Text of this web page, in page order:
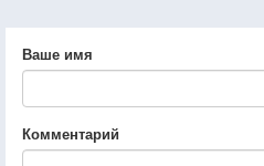
Ваше имя
Комментарий